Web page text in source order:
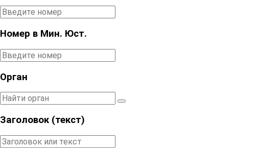
Номер в Мин. Юст.
Орган
Заголовок (текст)